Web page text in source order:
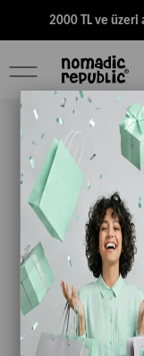
2000 TL ve üzeri